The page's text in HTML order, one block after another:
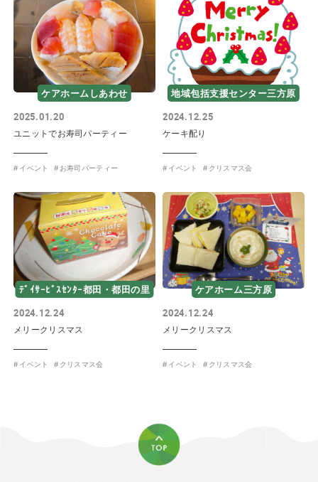
ケアホームしあわせ
2025.01.20
ユニットでお寿司パーティー
イベント お寿司パーティー
地域包括支援センター三方原
2024.12.25
ケーキ配り
イベント クリスマス会
ﾃﾞｲｻｰﾋﾞｽｾﾝﾀｰ都田・都田の里
2024.12.24
メリークリスマス
イベント クリスマス会
ケアホーム三方原
2024.12.24
メリークリスマス
イベント クリスマス会